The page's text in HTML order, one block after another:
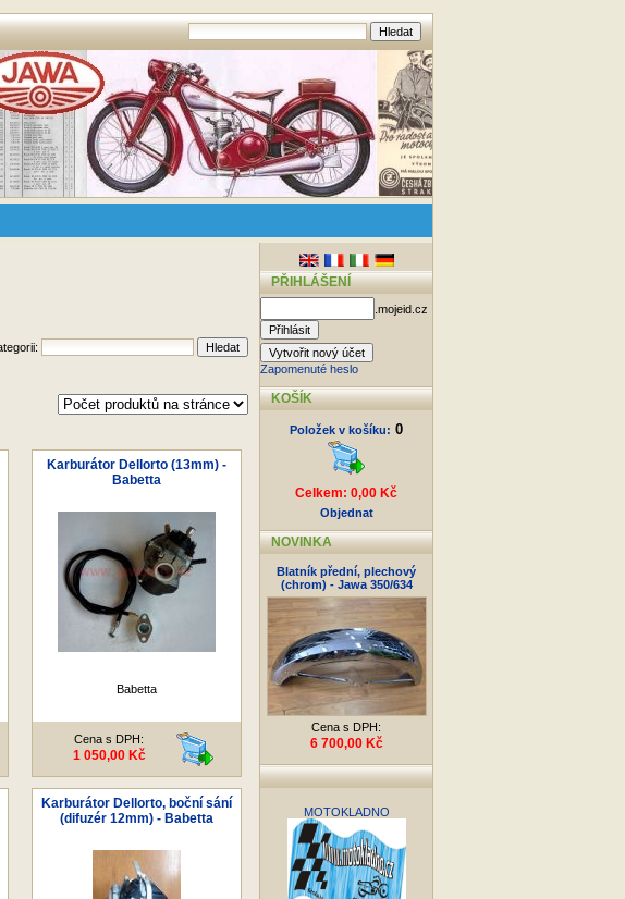
Karburátor Dellorto (13mm) -
Babetta
Babetta
Cena s DPH:
1 050,00 Kč
Karburátor Dellorto, boční sání
(difuzér 12mm) - Babetta
PŘIHLÁŠENÍ
.mojeid.cz
Zapomenuté heslo
KOŠÍK
Položek v košíku: 0
Celkem: 0,00 Kč
Objednat
NOVINKA
Blatník přední, plechový
(chrom) - Jawa 350/634
Cena s DPH:
6 700,00 Kč
MOTOKLADNO